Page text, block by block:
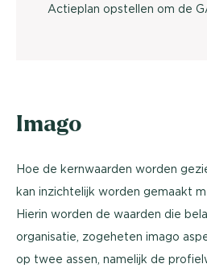
Actieplan opstellen om de
Imago
Hoe de kernwaarden worden
kan inzichtelijk worden gemaakt
Hierin worden de waarden die
organisatie, zogeheten imago
op twee assen, namelijk de